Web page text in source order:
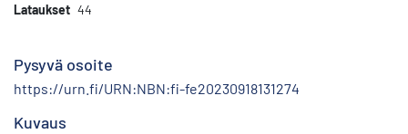
Lataukset 44
Pysyvä osoite
https://urn.fi/URN:NBN:fi-fe20230918131274
Kuvaus